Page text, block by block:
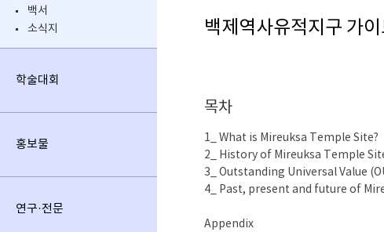
백서
소식지
학술대회
홍보물
연구·전문
백제역사유적지구 가
목차
1_ What is Mireuksa Temple Site?
2_ History of Mireuksa Temple
3_ Outstanding Universal Value
4_ Past, present and future of
Appendix